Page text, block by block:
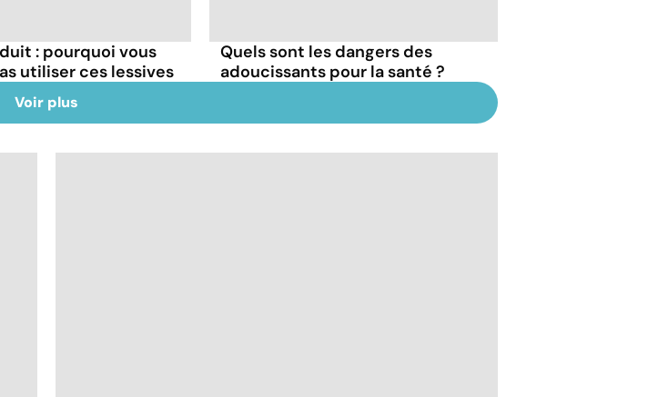
: pourquoi vous
utiliser ces lessives
Quels sont les dangers des
adoucissants pour la santé ?
Voir plus